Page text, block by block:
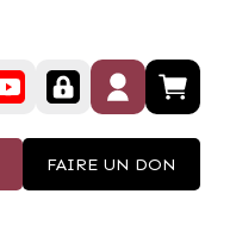
FAIRE UN DON